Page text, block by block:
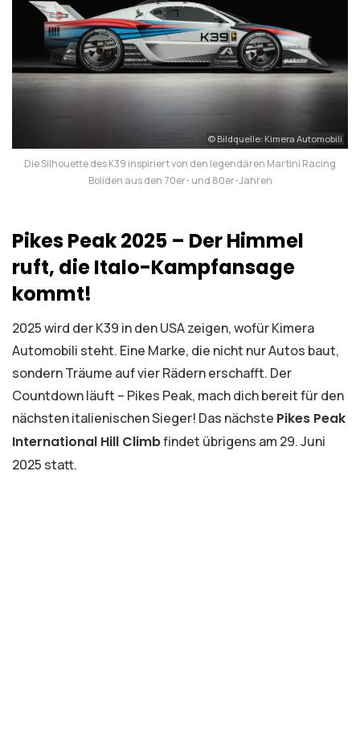
© Bildquelle: Kimera Automobili
Die Silhouette des K39 inspiriert von den legendären Martini Racing
Boliden aus den 70er- und 80er-Jahren
Pikes Peak 2025 – Der Himmel
ruft, die Italo-Kampfansage
kommt!
2025 wird der K39 in den USA zeigen, wofür Kimera
Automobili steht. Eine Marke, die nicht nur Autos baut,
sondern Träume auf vier Rädern erschafft. Der
Countdown läuft – Pikes Peak, mach dich bereit für den
nächsten italienischen Sieger! Das nächste Pikes Peak
International Hill Climbfindet übrigens am 29. Juni
2025 statt.